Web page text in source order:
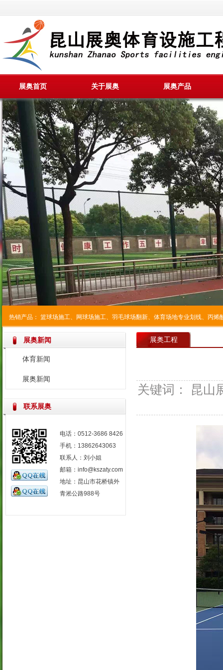
展奥首页 关于展奥 展奥产品
热销产品： 篮球场施工、 网球场施工、 羽毛球场翻新、 体育场地专业划线、 丙烯
展奥新闻
体育新闻
展奥新闻
联系展奥
电话：0512-3686 8426
手机：13862643063
联系人：刘小姐
邮箱：info@kszaty.com
地址：昆山市花桥镇外
青淞公路988号
展奥工程
关键词： 昆